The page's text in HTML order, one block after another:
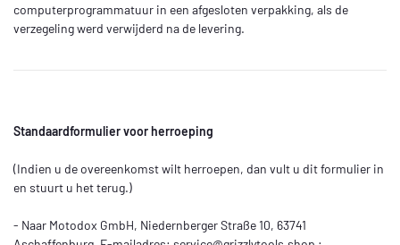
computerprogrammatuur in een afgesloten verpakking, als de
verzegeling werd verwijderd na de levering.
Standaardformulier voor herroeping
(Indien u de overeenkomst wilt herroepen, dan vult u dit formulier in
en stuurt u het terug.)
- Naar Motodox GmbH, Niedernberger Straße 10, 63741